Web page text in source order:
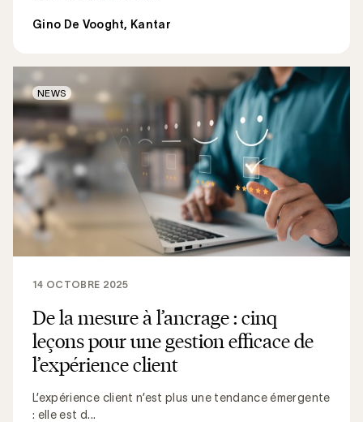
Gino De Vooght, Kantar
De la mesure à l’ancrage : cinq
leçons pour une gestion efficace de
l’expérience client
L’expérience client n’est plus une tendance émergente
: elle est d...
14 OCTOBRE 2025
NEWS